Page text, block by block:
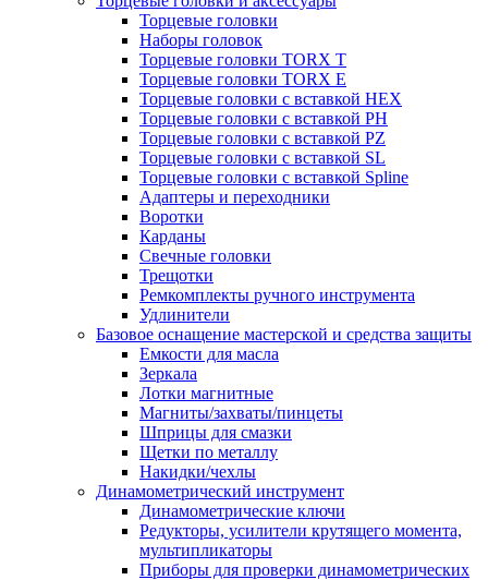
Торцевые головки
Наборы головок
Торцевые головки TORX T
Торцевые головки TORX Е
Торцевые головки с вставкой HEX
Торцевые головки с вставкой PH
Торцевые головки с вставкой PZ
Торцевые головки с вставкой SL
Торцевые головки с вставкой Spline
Адаптеры и переходники
Воротки
Карданы
Свечные головки
Трещотки
Ремкомплекты ручного инструмента
Удлинители
Базовое оснащение мастерской и средства защиты
Емкости для масла
Зеркала
Лотки магнитные
Магниты/захваты/пинцеты
Шприцы для смазки
Щетки по металлу
Накидки/чехлы
Динамометрический инструмент
Динамометрические ключи
Редукторы, усилители крутящего момента,
мультипликаторы
Приборы для проверки динамометрических